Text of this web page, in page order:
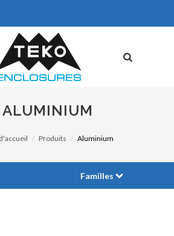
ALUMINIUM
Produits Aluminium
Familles